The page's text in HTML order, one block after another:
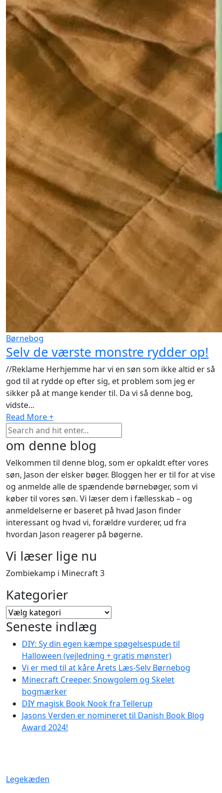
Børnebog
Selv de værste monstre rydder op!
//Reklame Herhjemme har vi en søn som ikke altid er så
god til at rydde op efter sig, et problem som jeg er
sikker på at mange kender til. Da vi så denne bog,
vidste...
Read More +
om denne blog
Velkommen til denne blog, som er opkaldt efter vores
søn, Jason der elsker bøger. Bloggen her er til for at vise
og anmelde alle de spændende børnebøger, som vi
køber til vores søn. Vi læser dem i fællesskab – og
anmeldelserne er baseret på hvad Jason finder
interessant og hvad vi, forældre vurderer, ud fra
hvordan Jason reagerer på bøgerne.
Vi læser lige nu
Zombiekamp i Minecraft 3
Kategorier
Kategorier
Seneste indlæg
DIY: Sy din egen kæmpe spøgelsespude til
Halloween (vejledning + gratis mønster)
Vi er med til at kåre Årets Læs-Selv Børnebog
Minecraft Creeper, Snowgolem og Skelet
bogmærker
DIY magisk Book Nook fra Tellerup
Jasons Verden er nomineret til Danish Book Blog
Award 2024!
Legekæden